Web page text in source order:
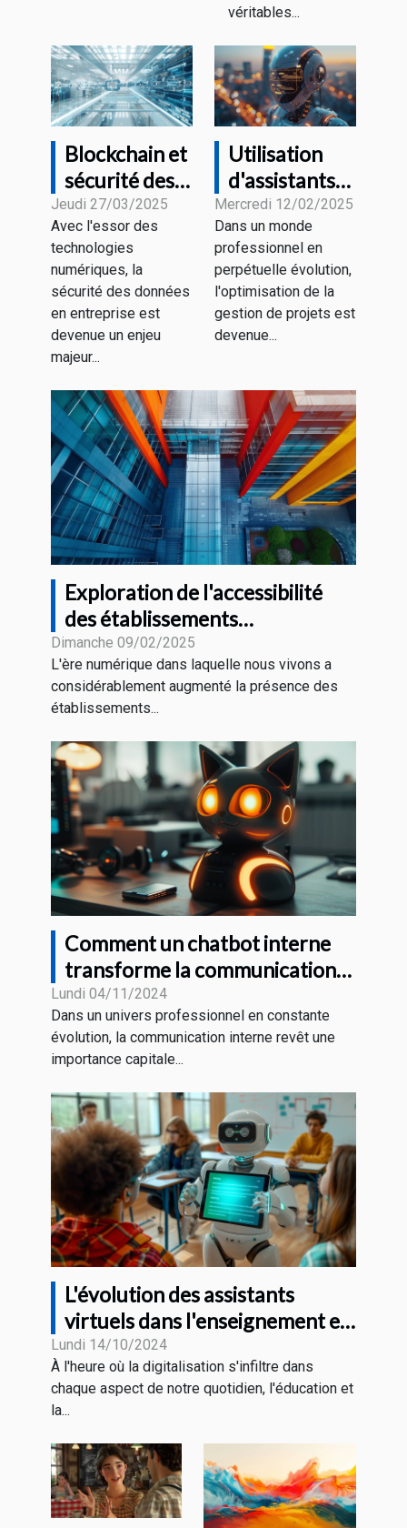
véritables...
Blockchain et
sécurité des
données en
entreprise
comprendre
les avantages
et les défis en
2023
Jeudi 27/03/2025
Avec l'essor des
technologies
numériques, la
sécurité des données
en entreprise est
devenue un enjeu
majeur...
Utilisation
d'assistants
virtuels dans
la gestion de
projets pour
une
productivité
accrue
Mercredi 12/02/2025
Dans un monde
professionnel en
perpétuelle évolution,
l'optimisation de la
gestion de projets est
devenue...
Exploration de l'accessibilité
des établissements
technologiques en ville
Dimanche 09/02/2025
L'ère numérique dans laquelle nous vivons a
considérablement augmenté la présence des
établissements...
Comment un chatbot interne
transforme la communication
en entreprise
Lundi 04/11/2024
Dans un univers professionnel en constante
évolution, la communication interne revêt une
importance capitale...
L'évolution des assistants
virtuels dans l'enseignement et
la formation professionnelle
Lundi 14/10/2024
À l'heure où la digitalisation s'infiltre dans
chaque aspect de notre quotidien, l'éducation et
la...